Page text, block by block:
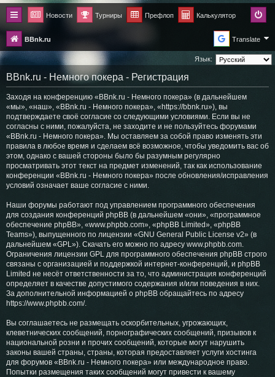
Новости Турниры Префлоп Калькулятор
BBnk.ru Translate
Язык:
BBnk.ru - Немного покера - Регистрация
Заходя на конференцию «BBnk.ru - Немного покера» (в дальнейшем
«мы», «наш», «BBnk.ru - Немного покера», «https://bbnk.ru»), вы
подтверждаете своё согласие со следующими условиями. Если вы не
согласны с ними, пожалуйста, не заходите и не пользуйтесь форумами
«BBnk.ru - Немного покера». Мы оставляем за собой право изменять эти
правила в любое время и сделаем всё возможное, чтобы уведомить вас об
этом, однако с вашей стороны было бы разумным регулярно
просматривать этот текст на предмет изменений, так как использование
конференции «BBnk.ru - Немного покера» после обновления/исправления
условий означает ваше согласие с ними.
Наши форумы работают под управлением программного обеспечения
для создания конференций phpBB (в дальнейшем «они», «программное
обеспечение phpBB», «www.phpbb.com», «phpBB Limited», «phpBB
Teams»), выпущенного по лицензии «GNU General Public License v2» (в
дальнейшем «GPL»). Скачать его можно по адресу www.phpbb.com.
Ограничения лицензии GPL для программного обеспечения phpBB строго
связаны с организацией и поддержкой интернет-конференций, и phpBB
Limited не несёт ответственности за то, что администрация конференций
определяет в качестве допустимого содержания и/или поведения в них.
За дополнительной информацией о phpBB обращайтесь по адресу
https://www.phpbb.com/.
Вы соглашаетесь не размещать оскорбительных, угрожающих,
клеветнических сообщений, порнографических сообщений, призывов к
национальной розни и прочих сообщений, которые могут нарушить
законы вашей страны, страны, которая предоставляет услуги хостинга
для форумов «BBnk.ru - Немного покера» или международное право.
Попытки размещения таких сообщений могут привести к вашему